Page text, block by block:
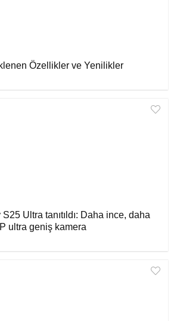
Özellikler ve Yenilikler
Ultra tanıtıldı: Daha ince, daha
ultra geniş kamera